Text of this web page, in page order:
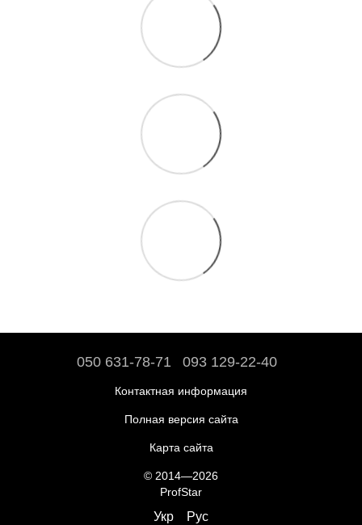
050 631-78-71 093 129-22-40
Контактная информация
Полная версия сайта
Карта сайта
© 2014—2026
ProfStar
Укр Рус